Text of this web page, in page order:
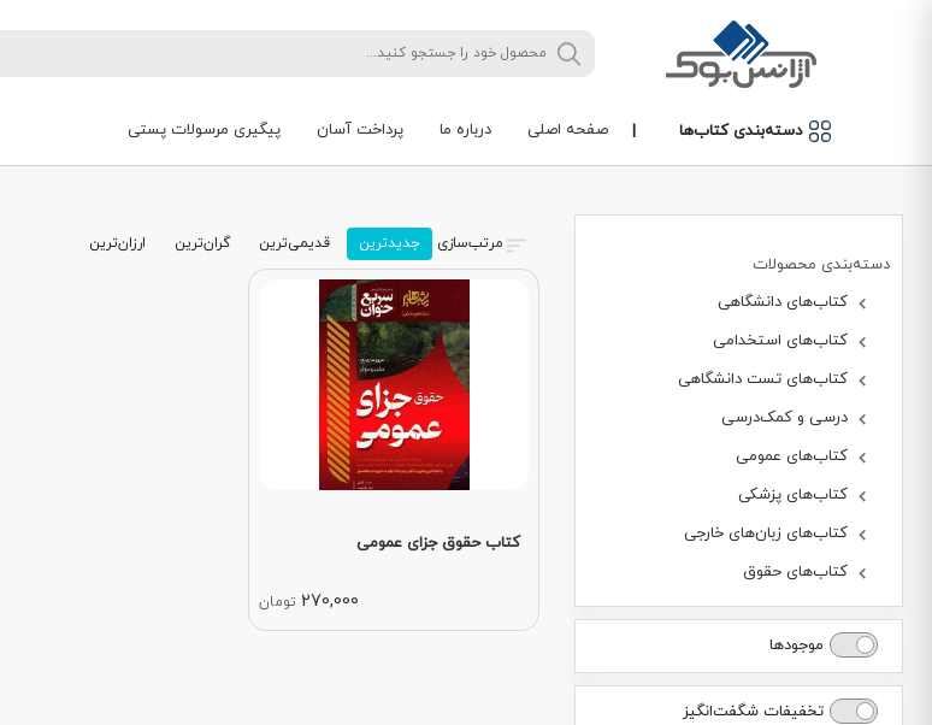
دسته‌بندی کتاب‌ها | صفحه اصلی درباره ما پرداخت آسان پیگیری مرسولات پستی
دسته‌بندی محصولات
کتاب‌های دانشگاهی
کتاب‌های استخدامی
کتاب‌های تست دانشگاهی
درسی و کمک‌درسی
کتاب‌های عمومی
کتاب‌های پزشکی
کتاب‌های زبان‌های خارجی
کتاب‌های حقوق
موجودها
تخفیفات شگفت‌انگیز
مرتب‌سازی جدیدترین قدیمی‌ترین گران‌ترین ارزان‌ترین
کتاب حقوق جزای عمومی
270,000 تومان